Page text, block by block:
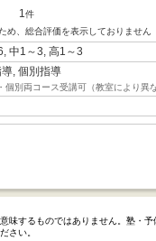
1件
め、総合評価を表示しておりません
中1～3, 高1～3
, 個別指導
個別両コース受講可（教室により異
味するものではありません。塾・
さい。